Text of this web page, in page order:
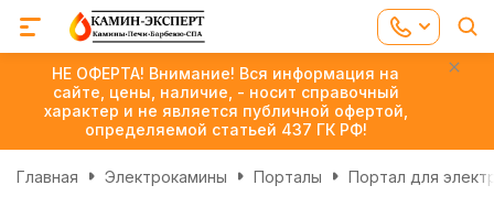
НЕ ОФЕРТА! Внимание! Вся информация на
сайте, цены, наличие, - носит справочный
характер и не является публичной офертой,
определяемой статьей 437 ГК РФ!
Главная Электрокамины Порталы Портал для